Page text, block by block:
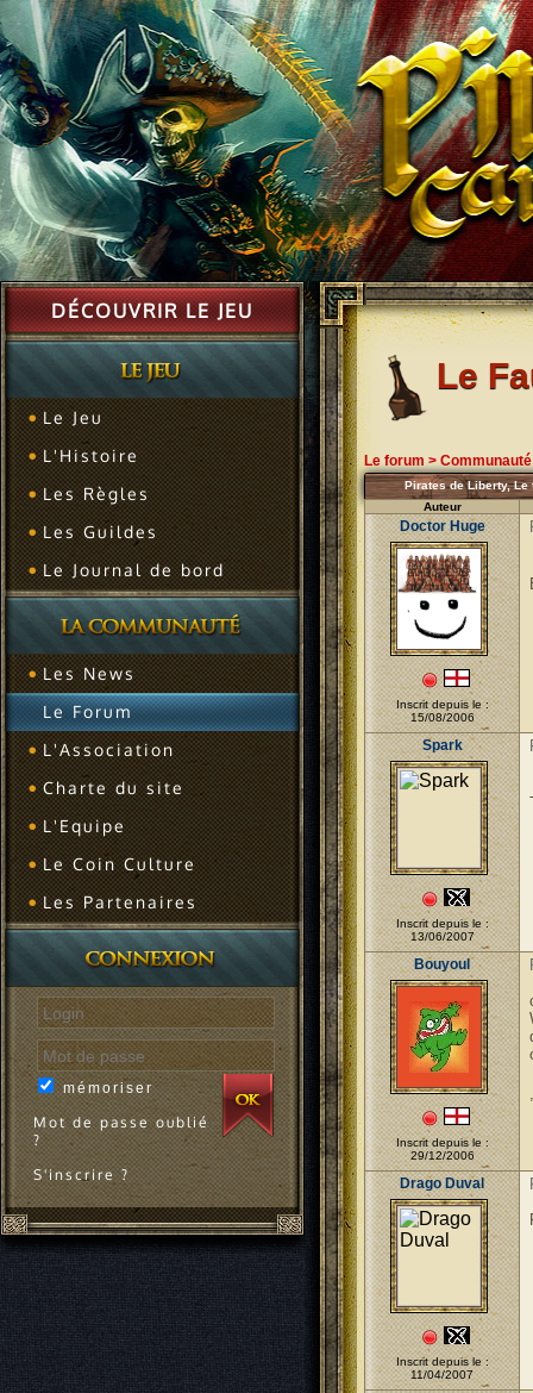
DÉCOUVRIR LE JEU
Le Jeu
L'Histoire
Les Règles
Les Guildes
Le Journal de bord
Les News
Le Forum
L'Association
Charte du site
L'Equipe
Le Coin Culture
Les Partenaires
mémoriser
Mot de passe oublié
?
S'inscrire ?
Le
Le forum > Communauté
Pirates de Liberty,
Auteur
Doctor Huge
Inscrit depuis le :
15/08/2006
Spark
Inscrit depuis le :
13/06/2007
Bouyoul
Inscrit depuis le :
29/12/2006
Drago Duval
Inscrit depuis le :
11/04/2007